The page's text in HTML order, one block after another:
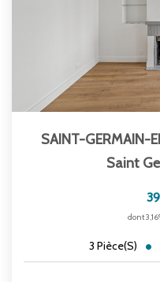
SAINT-GERMAIN-
Saint
dont
3 Pièce(s)